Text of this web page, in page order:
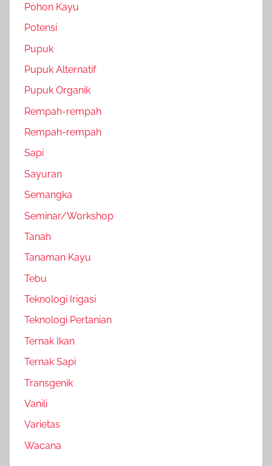
Pohon Kayu
Potensi
Pupuk
Pupuk Alternatif
Pupuk Organik
Rempah-rempah
Rempah-rempah
Sapi
Sayuran
Semangka
Seminar/Workshop
Tanah
Tanaman Kayu
Tebu
Teknologi Irigasi
Teknologi Pertanian
Ternak Ikan
Ternak Sapi
Transgenik
Vanili
Varietas
Wacana